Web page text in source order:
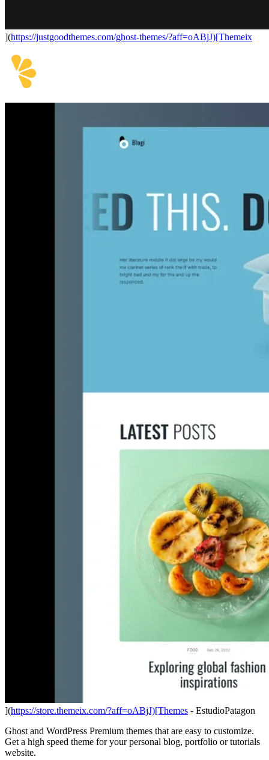
](https://justgoodthemes.com/ghost-themes/?aff=oABjJ)[Themeix
](https://store.themeix.com/?aff=oABjJ)[Themes - EstudioPatagon
Ghost and WordPress Premium themes that are easy to customize.
Get a high speed theme for your personal blog, portfolio or tutorials
website.